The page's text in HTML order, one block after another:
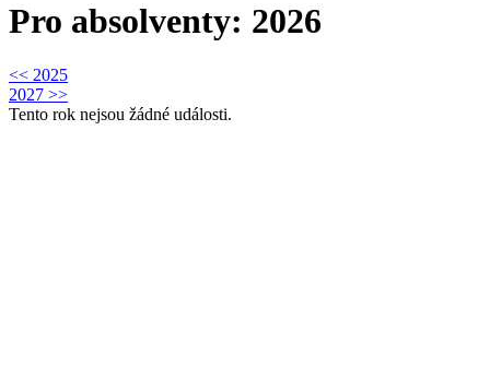
Pro absolventy: 2026
<< 2025
2027 >>
Tento rok nejsou žádné události.